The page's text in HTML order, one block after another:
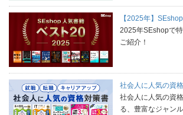
【2025年】
2025年SEshopで
ご紹介！
社会人に人気の資格
社会人に人気の資
る、豊富なジャン